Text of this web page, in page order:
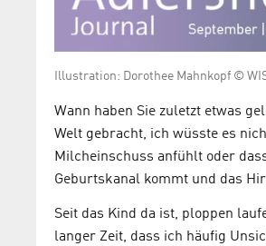
Illustration: Dorothee Mahnkopf ©
Wann haben Sie zuletzt etwas
Welt gebracht, ich wüsste es
Milcheinschuss anfühlt oder
Geburtskanal kommt und das
Seit das Kind da ist, ploppen
langer Zeit, dass ich häufig